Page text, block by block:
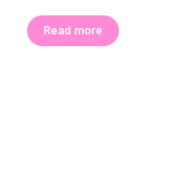
Read more